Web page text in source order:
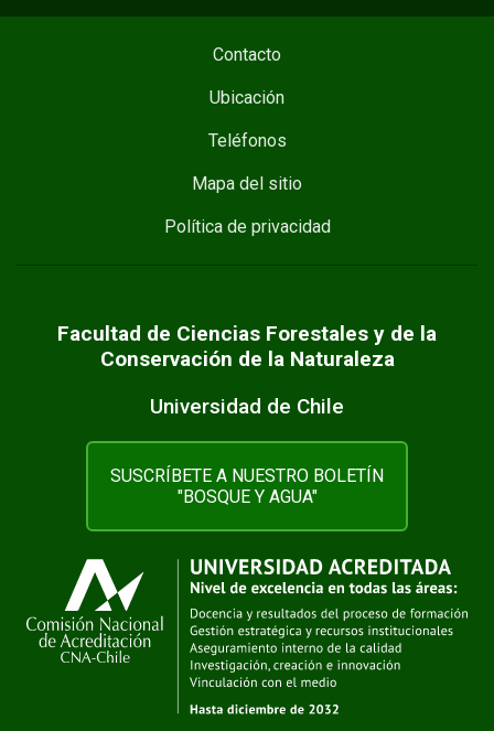
Contacto
Ubicación
Teléfonos
Mapa del sitio
Política de privacidad
Facultad de Ciencias Forestales y de la
Conservación de la Naturaleza
Universidad de Chile
SUSCRÍBETE A NUESTRO BOLETÍN
"BOSQUE Y AGUA"